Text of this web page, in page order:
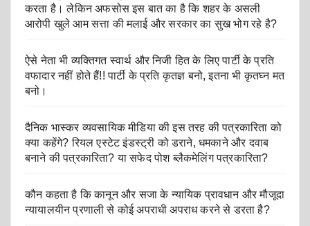
करता है। लेकिन अफसोस इस बात का है कि शहर के असली
आरोपी खुले आम सत्ता की मलाई और सरकार का सुख भोग रहे है?
ऐसे नेता भी व्यक्तिगत स्वार्थ और निजी हित के लिए पार्टी के प्रति
वफादार नहीं होते हैं!! पार्टी के प्रति कृतज्ञ बनो, इतना भी कृतघ्न मत
बनो।
दैनिक भास्कर व्यवसायिक मीडिया की इस तरह की पत्रकारिता को
क्या कहेंगे? रियल एस्टेट इंडस्ट्री को डराने, धमकाने और दवाब
बनाने की पत्रकारिता? या सफेद पोश ब्लैकमेलिंग पत्रकारिता?
कौन कहता है कि कानून और सजा के न्यायिक प्रावधान और मौजूदा
न्यायालयीन प्रणाली से कोई अपराधी अपराध करने से डरता है?